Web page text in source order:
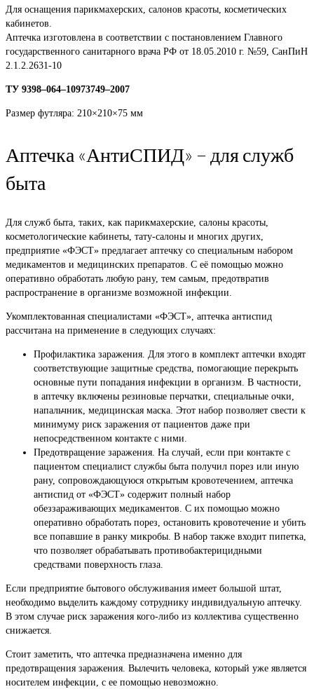
Для оснащения парикмахерских, салонов красоты, косметических
кабинетов.
Аптечка изготовлена в соответствии с постановлением Главного
государственного санитарного врача РФ от 18.05.2010 г. №59, СанПиН
2.1.2.2631-10
ТУ 9398–064–10973749–2007
Размер футляра: 210×210×75 мм
Аптечка «АнтиСПИД» – для служб
быта
Для служб быта, таких, как парикмахерские, салоны красоты,
косметологические кабинеты, тату-салоны и многих других,
предприятие «ФЭСТ» предлагает аптечку со специальным набором
медикаментов и медицинских препаратов. С её помощью можно
оперативно обработать любую рану, тем самым, предотвратив
распространение в организме возможной инфекции.
Укомплектованная специалистами «ФЭСТ», аптечка антиспид
рассчитана на применение в следующих случаях:
Профилактика заражения. Для этого в комплект аптечки входят
соответствующие защитные средства, помогающие перекрыть
основные пути попадания инфекции в организм. В частности,
в аптечку включены резиновые перчатки, специальные очки,
напальчник, медицинская маска. Этот набор позволяет свести к
минимуму риск заражения от пациентов даже при
непосредственном контакте с ними.
Предотвращение заражения. На случай, если при контакте с
пациентом специалист службы быта получил порез или иную
рану, сопровождающуюся открытым кровотечением, аптечка
антиспид от «ФЭСТ» содержит полный набор
обеззараживающих медикаментов. С их помощью можно
оперативно обработать порез, остановить кровотечение и убить
все попавшие в ранку микробы. В набор также входит пипетка,
что позволяет обрабатывать противобактерицидными
средствами поверхность глаза.
Если предприятие бытового обслуживания имеет большой штат,
необходимо выделить каждому сотруднику индивидуальную аптечку.
В этом случае риск заражения кого-либо из коллектива существенно
снижается.
Стоит заметить, что аптечка предназначена именно для
предотвращения заражения. Вылечить человека, который уже является
носителем инфекции, с ее помощью невозможно.